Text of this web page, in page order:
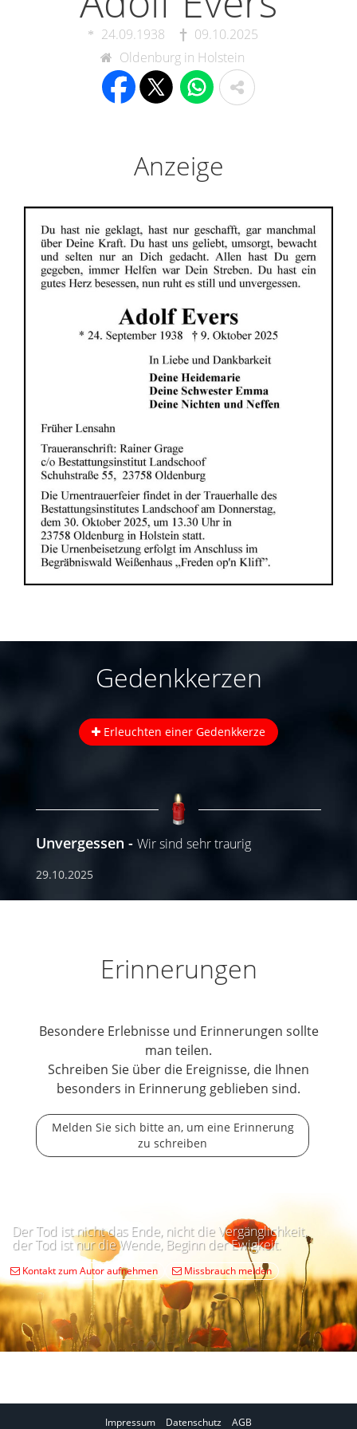
24.09.1938
09.10.2025
Oldenburg in Holstein
Anzeige
Gedenkkerzen
Erleuchten einer Gedenkkerze
Unvergessen Wir sind sehr traurig
29.10.2025
Erinnerungen
Besondere Erlebnisse und Erinnerungen sollte
man teilen.
Schreiben Sie über die Ereignisse, die Ihnen
besonders in Erinnerung geblieben sind.
Melden Sie sich bitte an, um eine Erinnerung
zu schreiben
Der Tod ist nicht das Ende, nicht die Vergänglichkeit,
der Tod ist nur die Wende, Beginn der Ewigkeit.
Kontakt zum Autor aufnehmen Missbrauch melden
Impressum Datenschutz AGB